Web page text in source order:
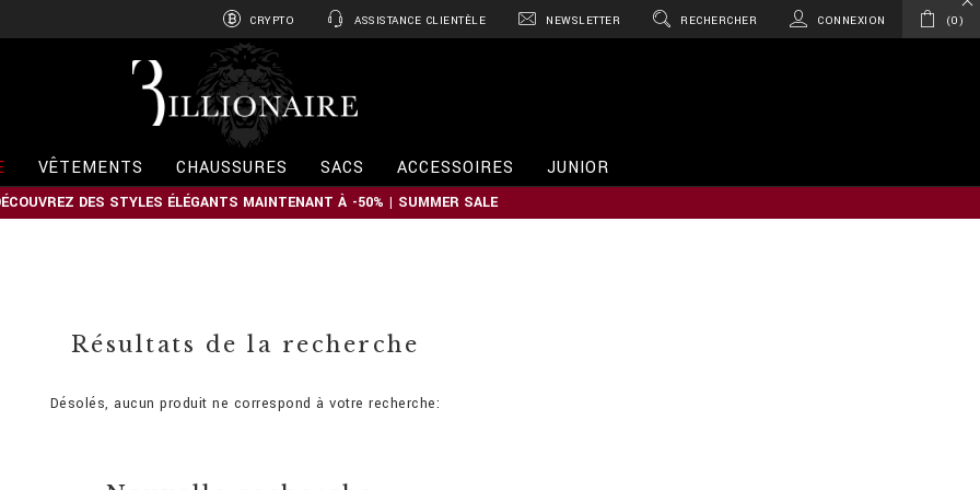
CRYPTO ASSISTANCE CLIENTÈLE NEWSLETTER RECHERCHER CONNEXION 0
l
o
n
a
VÊTEMENTS CHAUSSURES SACS ACCESSOIRES JUNIOR
DES STYLES ÉLÉGANTS MAINTENANT À -50% | SUMMER SALE
Résultats de la recherche
Désolés, aucun produit ne correspond à votre recherche: